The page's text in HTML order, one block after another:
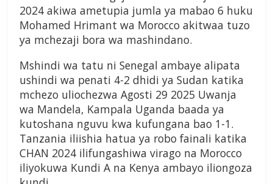
2024 akiwa ametupia jumla ya mabao 6 huku
Mohamed Hrimant wa Morocco akitwaa tuzo
ya mchezaji bora wa mashindano.
Mshindi wa tatu ni Senegal ambaye alipata
ushindi wa penati 4-2 dhidi ya Sudan katika
mchezo uliochezwa Agosti 29 2025 Uwanja
wa Mandela, Kampala Uganda baada ya
kutoshana nguvu kwa kufungana bao 1-1.
Tanzania iliishia hatua ya robo fainali katika
CHAN 2024 ilifungashiwa virago na Morocco
iliyokuwa Kundi A na Kenya ambayo iliongoza